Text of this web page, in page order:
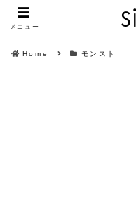
Home モンスト
メニュー